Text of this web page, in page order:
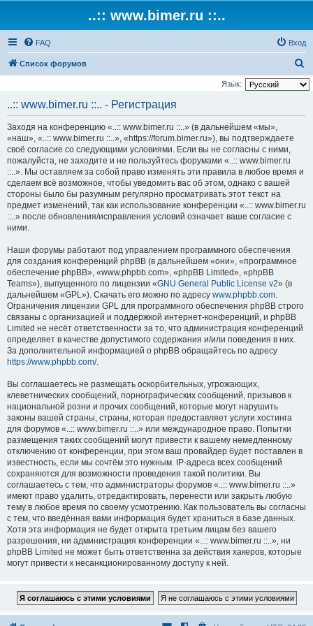
..:: www.bimer.ru ::..
FAQ Вход
Список форумов
о
Язык:
..:: www.bimer.ru ::.. - Регистрация
Заходя на конференцию «..:: www.bimer.ru ::..» (в дальнейшем «мы»,
«наш», «..:: www.bimer.ru ::..», «https://forum.bimer.ru»), вы подтверждаете
своё согласие со следующими условиями. Если вы не согласны с ними,
пожалуйста, не заходите и не пользуйтесь форумами «..:: www.bimer.ru
::..». Мы оставляем за собой право изменять эти правила в любое время и
сделаем всё возможное, чтобы уведомить вас об этом, однако с вашей
стороны было бы разумным регулярно просматривать этот текст на
предмет изменений, так как использование конференции «..:: www.bimer.ru
::..» после обновления/исправления условий означает ваше согласие с
ними.
Наши форумы работают под управлением программного обеспечения
для создания конференций phpBB (в дальнейшем «они», «программное
обеспечение phpBB», «www.phpbb.com», «phpBB Limited», «phpBB
Teams»), выпущенного по лицензии «GNU General Public License v2» (в
дальнейшем «GPL»). Скачать его можно по адресу www.phpbb.com.
Ограничения лицензии GPL для программного обеспечения phpBB строго
связаны с организацией и поддержкой интернет-конференций, и phpBB
Limited не несёт ответственности за то, что администрация конференций
определяет в качестве допустимого содержания и/или поведения в них.
За дополнительной информацией о phpBB обращайтесь по адресу
https://www.phpbb.com/.
Вы соглашаетесь не размещать оскорбительных, угрожающих,
клеветнических сообщений, порнографических сообщений, призывов к
национальной розни и прочих сообщений, которые могут нарушить
законы вашей страны, страны, которая предоставляет услуги хостинга
для форумов «..:: www.bimer.ru ::..» или международное право. Попытки
размещения таких сообщений могут привести к вашему немедленному
отключению от конференции, при этом ваш провайдер будет поставлен в
известность, если мы сочтём это нужным. IP-адреса всех сообщений
сохраняются для возможности проведения такой политики. Вы
соглашаетесь с тем, что администраторы форумов «..:: www.bimer.ru ::..»
имеют право удалить, отредактировать, перенести или закрыть любую
тему в любое время по своему усмотрению. Как пользователь вы согласны
с тем, что введённая вами информация будет храниться в базе данных.
Хотя эта информация не будет открыта третьим лицам без вашего
разрешения, ни администрация конференции «..:: www.bimer.ru ::..», ни
phpBB Limited не может быть ответственна за действия хакеров, которые
могут привести к несанкционированному доступу к ней.